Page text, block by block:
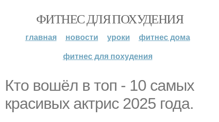
ФИТНЕС ДЛЯ ПОХУДЕНИЯ
главная новости уроки
фитнес дома
фитнес для похудения
Кто вошёл в топ - 10 самых
красивых актрис 2025 года.